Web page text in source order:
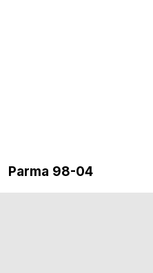
Parma 98-04